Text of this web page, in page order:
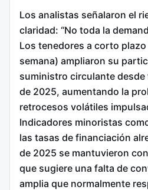
Los analistas señalaron el
claridad: “No toda la
Los tenedores a corto
semana) ampliaron su
suministro circulante
de 2025, aumentando la
retrocesos volátiles
Indicadores minoristas
las tasas de financiación
de 2025 se mantuvieron
que sugiere una falta de
amplia que normalmente